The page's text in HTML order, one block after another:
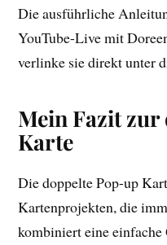
Die ausführliche
YouTube-Live mit
verlinke sie direkt unter
Mein Fazit zur
Karte
Die doppelte Pop-up
Kartenprojekten, die
kombiniert eine